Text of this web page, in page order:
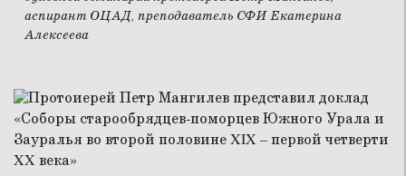
аспирант ОЦАД, преподаватель СФИ Екатерина
Алексеева